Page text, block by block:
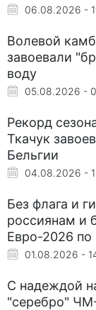
06.08.2026 -
Волевой
завоевали
воду
05.08.2026 -
Рекорд
Ткачук
Бельгии
04.08.2026 -
Без флага и
россиянам и
Евро-2026 по
01.08.2026 -
С надеждой
"серебро"